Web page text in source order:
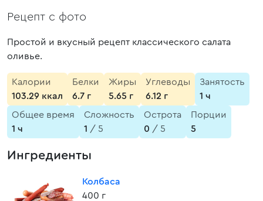
Рецепт с фото
Простой и вкусный рецепт классического салата
оливье.
Калории
103.29 ккал
Белки
6.7 г
Жиры
5.65 г
Углеводы
6.12 г
Занятость
1 ч
Общее время
1 ч
Сложность
1 / 5
Острота
0 / 5
Порции
5
Ингредиенты
Колбаса
400 г